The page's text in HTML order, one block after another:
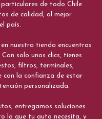
de todo Chile
de calidad, al mejor
país.
nuestra tienda encuentras
solo unos clics, tienes
filtros, terminales,
con la confianza de estar
personalizada.
entregamos soluciones.
lo que tu auto necesita, y